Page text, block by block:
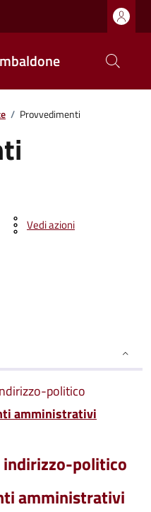
/ Provvedimenti
Vedi azioni
politico
amministrativi
politico
amministrativi